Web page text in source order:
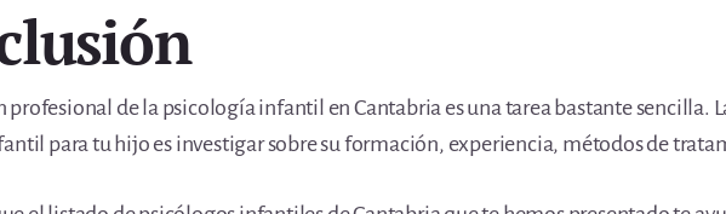
profesional de la psicología infantil en Cantabria es una tarea bastante sencilla.
para tu hijo es investigar sobre su formación, experiencia, métodos de